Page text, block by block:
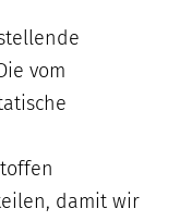
vom
damit wir